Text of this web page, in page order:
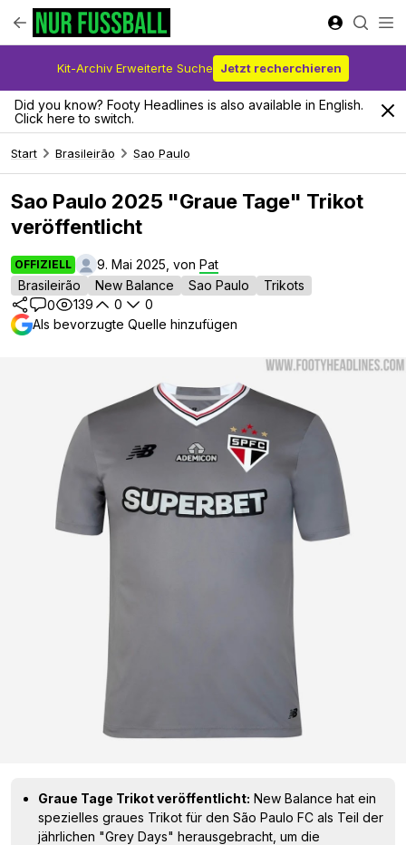
Kit-Archiv Erweiterte Suche Jetzt recherchieren
Did you know? Footy Headlines is also available in English.
Click here to switch.
Start Brasileirão Sao Paulo
Sao Paulo 2025 "Graue Tage" Trikot
veröffentlicht
OFFIZIELL 9. Mai 2025, von Pat
Brasileirão
New Balance Sao Paulo
Trikots
0
139 0
0
Als bevorzugte Quelle hinzufügen
Graue Tage Trikot veröffentlicht: New Balance hat ein
spezielles graues Trikot für den São Paulo FC als Teil der
jährlichen "Grey Days" herausgebracht, um die